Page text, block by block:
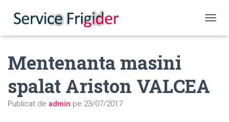
Mentenanta masini
spalat Ariston VALCEA
Publicat de admin pe 23/07/2017